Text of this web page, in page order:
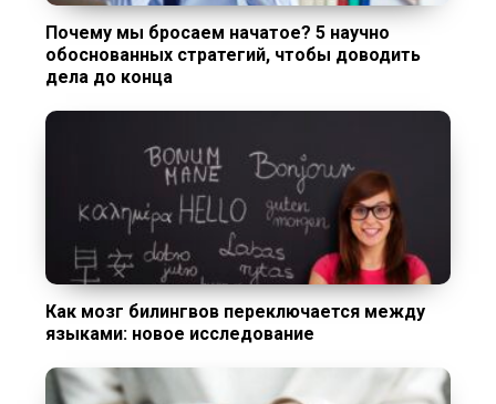
Почему мы бросаем начатое? 5 научно
обоснованных стратегий, чтобы доводить
дела до конца
Как мозг билингвов переключается между
языками: новое исследование